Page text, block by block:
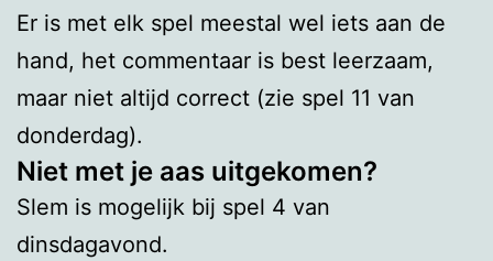
Er is met elk spel meestal wel iets aan de
hand, het commentaar is best leerzaam,
maar niet altijd correct (zie spel 11 van
donderdag).
Niet met je aas uitgekomen?
Slem is mogelijk bij spel 4 van
dinsdagavond.